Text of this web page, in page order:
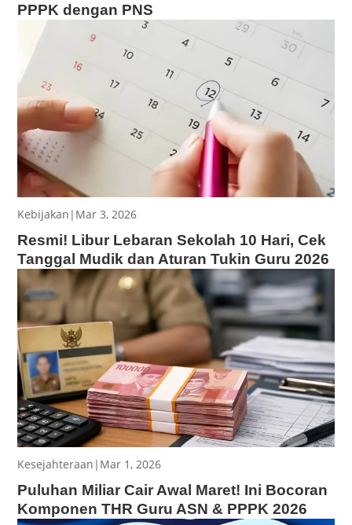
PPPK dengan PNS
Resmi! Libur Lebaran Sekolah 10 Hari, Cek
Tanggal Mudik dan Aturan Tukin Guru 2026
Mar 3, 2026
|
Kebijakan
Puluhan Miliar Cair Awal Maret! Ini Bocoran
Komponen THR Guru ASN & PPPK 2026
Mar 1, 2026
|
Kesejahteraan